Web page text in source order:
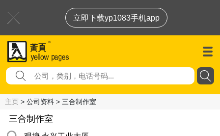
立即下载yp1083手机app
主页 > 公司资料 > 三合制作室
三合制作室